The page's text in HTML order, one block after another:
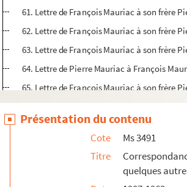
61. Lettre de François Mauriac à son frère
62. Lettre de François Mauriac à son frère
63. Lettre de François Mauriac à son frère
64. Lettre de Pierre Mauriac à François
65. Lettre de François Mauriac à son frère
66. Voir l'inventaire "Coupures de presse"
67. Lettre de François Mauriac à son frère
68. Lettre de François Mauriac à son frère
69 . Lettre de François Mauriac à son frère
Présentation du contenu
Cote
Ms 3491
Titre
quelques